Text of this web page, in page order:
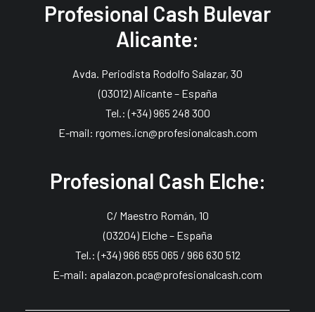
Profesional Cash Bulevar
Alicante:
Avda. Periodista Rodolfo Salazar, 30
(03012) Alicante – España
Tel.: (+34) 965 248 300
E-mail: rgomes.icn@profesionalcash.com
Profesional Cash Elche:
C/ Maestro Román, 10
(03204) Elche – España
Tel.: (+34) 966 655 065 / 966 630 512
E-mail: apalazon.pca@profesionalcash.com